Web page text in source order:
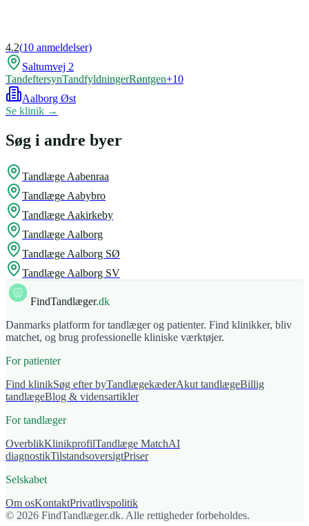
4.2(10 anmeldelser)
Saltumvej 2
TandeftersynTandfyldningerRøntgen+10
Aalborg Øst
Se klinik →
Søg i andre byer
Tandlæge Aabenraa
Tandlæge Aabybro
Tandlæge Aakirkeby
Tandlæge Aalborg
Tandlæge Aalborg SØ
Tandlæge Aalborg SV
FindTandlæger.dk
Danmarks platform for tandlæger og patienter. Find klinikker, bliv
matchet, og brug professionelle kliniske værktøjer.
For patienter
Find klinikSøg efter byTandlægekæderAkut tandlægeBillig
tandlægeBlog & vidensartikler
For tandlæger
OverblikKlinikprofilTandlæge MatchAI
diagnostikTilstandsoversigtPriser
Selskabet
Om osKontaktPrivatlivspolitik
© 2026 FindTandlæger.dk. Alle rettigheder forbeholdes.